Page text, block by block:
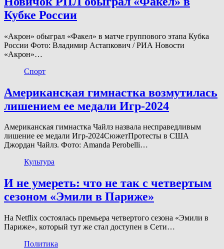
Кубке России
«Акрон» обыграл «Факел» в матче группового этапа Кубка
России Фото: Владимир Астапкович / РИА Новости
«Акрон»…
Спорт
Американская гимнастка возмутилась
лишением ее медали Игр-2024
Американская гимнастка Чайлз назвала несправедливым
лишение ее медали Игр-2024СюжетПротесты в США
Джордан Чайлз. Фото: Amanda Perobelli…
Культура
И не умереть: что не так с четвертым
сезоном «Эмили в Париже»
На Netflix состоялась премьера четвертого сезона «Эмили в
Париже», который тут же стал доступен в Сети…
Политика